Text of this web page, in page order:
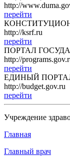
http://
перейти
http://ksrf.ru
перейти
ПОРТАЛ
http://
перейти
ЕДИНЫЙ
http://budget.gov.ru
перейти
Учреждение
Главная
Главный врач